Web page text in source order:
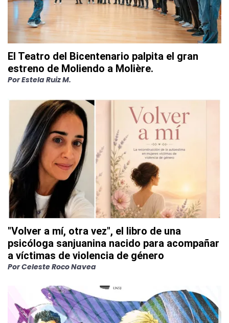
El Teatro del Bicentenario palpita el gran
estreno de Moliendo a Molière.
PorEstela Ruiz M.
"Volver a mí, otra vez", el libro de una
psicóloga sanjuanina nacido para acompañar
a víctimas de violencia de género
PorCeleste Roco Navea